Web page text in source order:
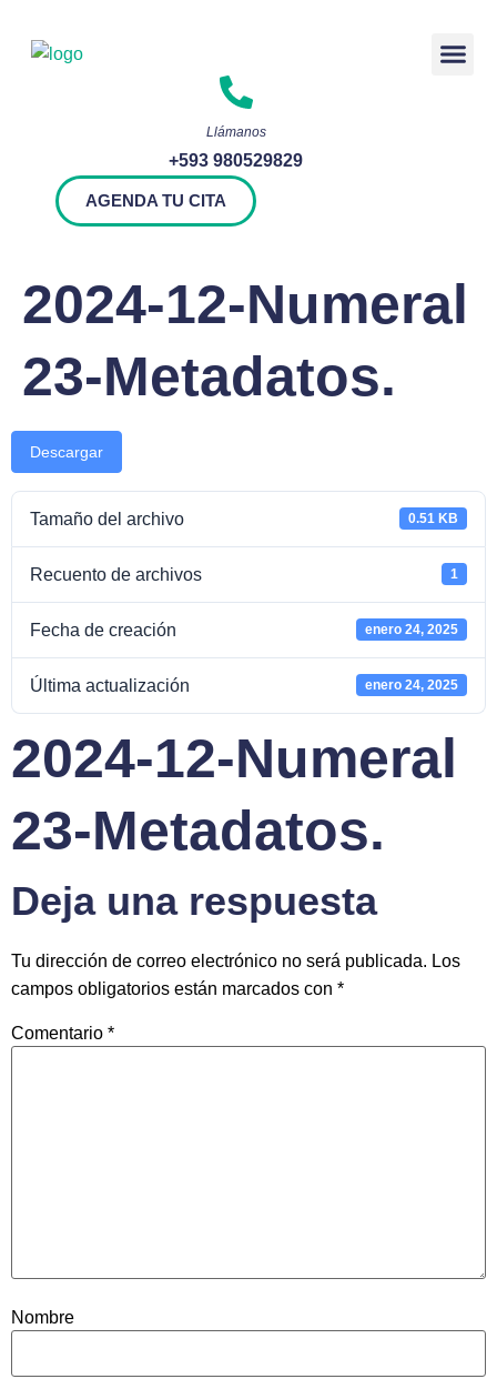
Llámanos
+593 980529829
AGENDA TU CITA
2024-12-Numeral
23-Metadatos.
Descargar
Tamaño del archivo 0.51 KB
Recuento de archivos 1
Fecha de creación enero 24, 2025
Última actualización enero 24, 2025
2024-12-Numeral
23-Metadatos.
Deja una respuesta
Tu dirección de correo electrónico no será publicada. Los
campos obligatorios están marcados con *
Comentario *
Nombre